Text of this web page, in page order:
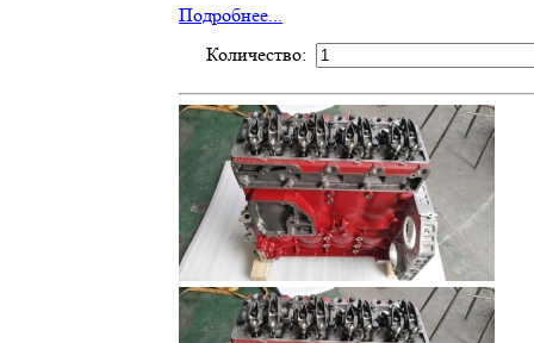
Подробнее...
Количество: